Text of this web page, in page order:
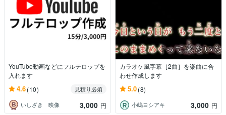
YouTube動画などにフルテロップを
入れます
4.6(10)
見積り必須
いしざき 映像
3,000 円
カラオケ風字幕［2曲］を楽曲に合
わせ作成します
5.0(8)
小嶋ヨシアキ 3,000 円